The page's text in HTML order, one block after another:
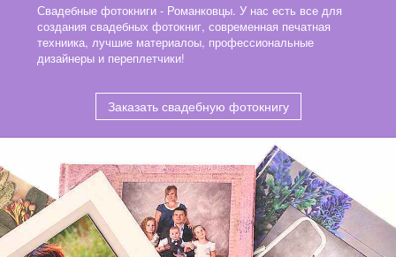
Свадебные фотокниги - Романковцы. У нас есть все для
создания свадебных фотокниг, современная печатная
техниика, лучшие материалоы, профессиональные
дизайнеры и переплетчики!
Заказать свадебную фотокнигу